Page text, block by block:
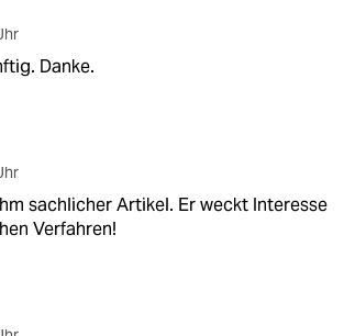
Danke.
sachlicher Artikel. Er weckt Interesse
Verfahren!